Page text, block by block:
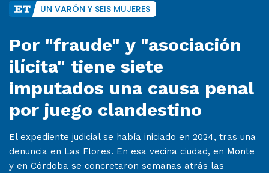
UN VARÓN Y SEIS MUJERES
Por "fraude" y "asociación
ilícita" tiene siete
imputados una causa penal
por juego clandestino
El expediente judicial se había iniciado en 2024, tras una
denuncia en Las Flores. En esa vecina ciudad, en Monte
y en Córdoba se concretaron semanas atrás las